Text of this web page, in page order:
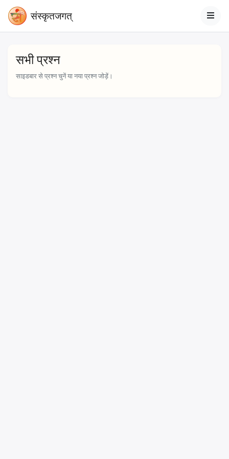
संस्‍कृतजगत्
सभी प्रश्न
साइडबार से प्रश्न चुनें या नया प्रश्न जोड़ें।